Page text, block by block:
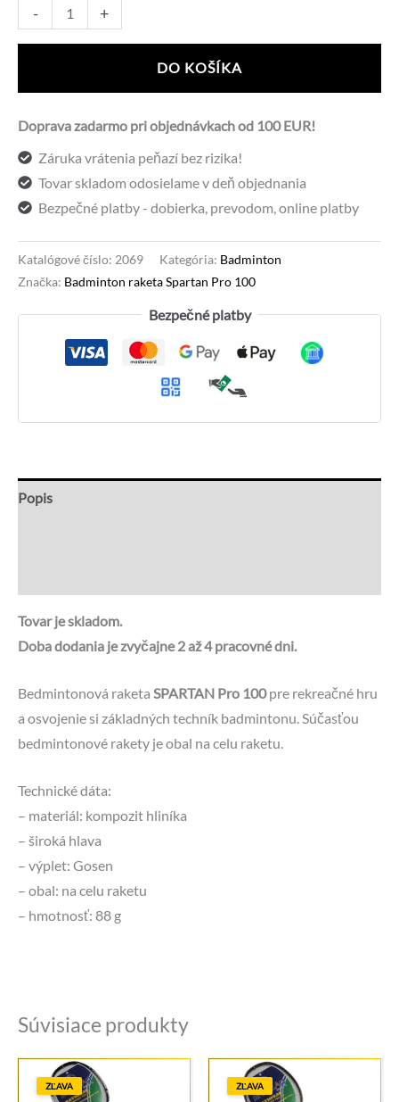
-
množstvo
Badminton
100
+
DO KOŠÍKA
Doprava zadarmo pri objednávkach od 100 EUR!
Záruka vrátenia peňazí bez rizika!
Tovar skladom odosielame v deň objednania
Bezpečné platby - dobierka, prevodom, online platby
Katalógové číslo: 2069 Kategória: Badminton
Značka: Badminton raketa Spartan Pro 100
Bezpečné platby
Popis
Tovar je skladom.
Doba dodania je zvyčajne 2 až 4 pracovné dni.
Bedmintonová raketa SPARTAN Pro 100pre rekreačné hru
a osvojenie si základných techník badmintonu. Súčasťou
bedmintonové rakety je obal na celu raketu.
Technické dáta:
– materiál: kompozit hliníka
– široká hlava
– výplet: Gosen
– obal: na celu raketu
– hmotnosť: 88 g
Súvisiace produkty
ZĽAVA ZĽAVA